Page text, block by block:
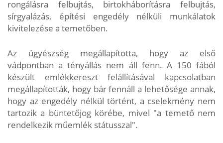
rongálásra felbujtás, birtokháborításra felbujtás,
sírgyalázás, építési engedély nélküli munkálatok
kivitelezése a temetőben.
Az ügyészség megállapította, hogy az első
vádpontban a tényállás nem áll fenn. A 150 fából
készült emlékkereszt felállításával kapcsolatban
megállapították, hogy bár fennáll a lehetősége annak,
hogy az engedély nélkül történt, a cselekmény nem
tartozik a büntetőjog körébe, mivel "a temető nem
rendelkezik műemlék státusszal".